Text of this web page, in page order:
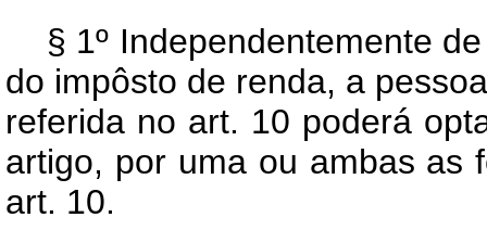
§ 1º Independentemente
do impôsto de renda, a
referida no art. 10 poderá
artigo, por uma ou ambas as
art. 10.